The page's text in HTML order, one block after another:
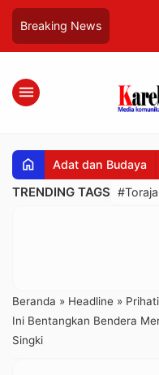
Breaking News
menu
home Adat dan Budaya
TRENDING TAGS #Toraja
Beranda » Headline »
Ini Bentangkan Bendera
Singki